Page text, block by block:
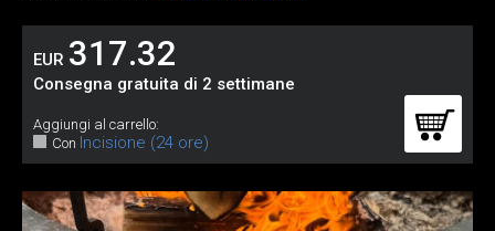
EUR 317.32
Consegna gratuita di 2 settimane
Aggiungi al carrello:
Con Incisione (24 ore)